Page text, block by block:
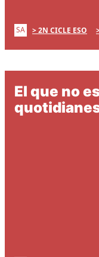
SA 2N CICLE ESO
El que no